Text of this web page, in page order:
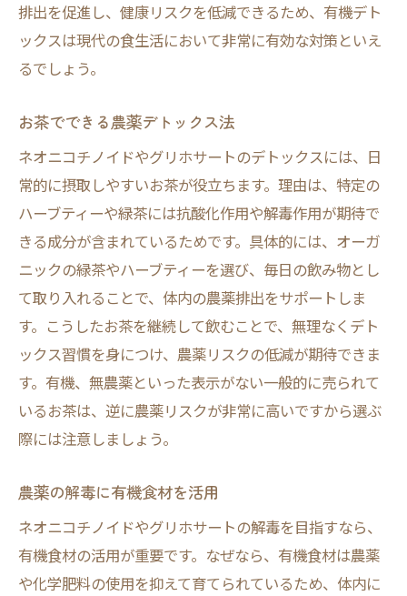
排出を促進し、健康リスクを低減できるため、有機デト
ックスは現代の食生活において非常に有効な対策といえ
るでしょう。
お茶でできる農薬デトックス法
ネオニコチノイドやグリホサートのデトックスには、日
常的に摂取しやすいお茶が役立ちます。理由は、特定の
ハーブティーや緑茶には抗酸化作用や解毒作用が期待で
きる成分が含まれているためです。具体的には、オーガ
ニックの緑茶やハーブティーを選び、毎日の飲み物とし
て取り入れることで、体内の農薬排出をサポートしま
す。こうしたお茶を継続して飲むことで、無理なくデト
ックス習慣を身につけ、農薬リスクの低減が期待できま
す。有機、無農薬といった表示がない一般的に売られて
いるお茶は、逆に農薬リスクが非常に高いですから選ぶ
際には注意しましょう。
農薬の解毒に有機食材を活用
ネオニコチノイドやグリホサートの解毒を目指すなら、
有機食材の活用が重要です。なぜなら、有機食材は農薬
や化学肥料の使用を抑えて育てられているため、体内に